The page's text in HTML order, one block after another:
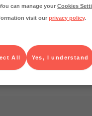
can manage yourCookies
visit ourprivacy policy.
Yes, I understand
All